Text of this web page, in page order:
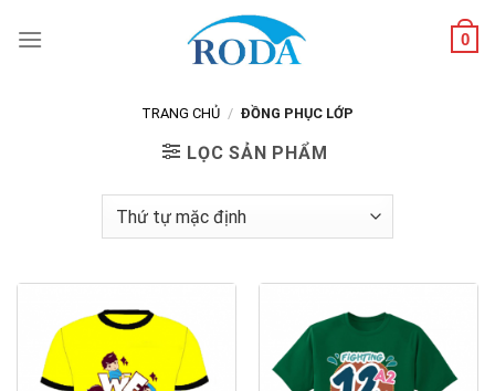
0
TRANG CHỦ / ĐỒNG PHỤC LỚP
LỌC SẢN PHẨM